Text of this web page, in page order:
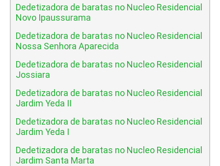
Dedetizadora de baratas no Nucleo Residencial
Novo Ipaussurama
Dedetizadora de baratas no Nucleo Residencial
Nossa Senhora Aparecida
Dedetizadora de baratas no Nucleo Residencial
Jossiara
Dedetizadora de baratas no Nucleo Residencial
Jardim Yeda II
Dedetizadora de baratas no Nucleo Residencial
Jardim Yeda I
Dedetizadora de baratas no Nucleo Residencial
Jardim Santa Marta